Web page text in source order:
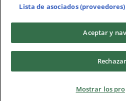
Copyright © Tiendeo ® 2026 ·
Términos y condicionesPolítica
Lista de asociados (proveedores)
Aceptar y
Rechazar
Mostrar los